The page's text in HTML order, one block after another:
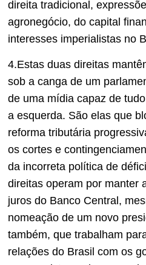
direita tradicional,
agronegócio, do capital
interesses imperialistas no
4.Estas duas direitas
sob a canga de um
de uma mídia capaz de
a esquerda. São elas que
reforma tributária
os cortes e
da incorreta política de
direitas operam por manter
juros do Banco Central,
nomeação de um novo
também, que trabalham
relações do Brasil com os